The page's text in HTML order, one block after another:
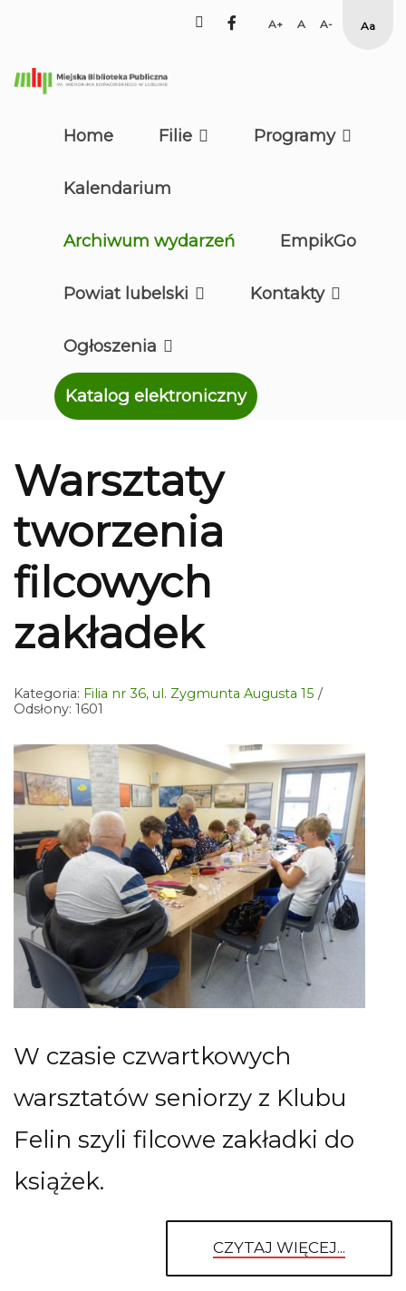
facebook
SetSet Set
Smaller
High
Home Filie Programy
Kalendarium
Archiwum wydarzeń EmpikGo
Powiat lubelski Kontakty
Ogłoszenia
Katalog elektroniczny
Warsztaty
tworzenia
filcowych
zakładek
Kategoria: Filia nr 36, ul. Zygmunta Augusta 15
Odsłony: 1601
W czasie czwartkowych
warsztatów seniorzy z Klubu
Felin szyli filcowe zakładki do
książek.
CZYTAJ WIĘCEJ...